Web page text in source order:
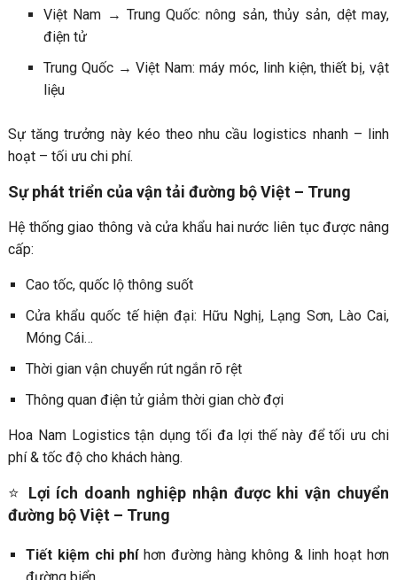
Việt Nam → Trung Quốc: nông sản, thủy sản, dệt may,
điện tử
Trung Quốc → Việt Nam: máy móc, linh kiện, thiết bị, vật
liệu
Sự tăng trưởng này kéo theo nhu cầu logistics nhanh – linh
hoạt – tối ưu chi phí.
Sự phát triển của vận tải đường bộ Việt – Trung
Hệ thống giao thông và cửa khẩu hai nước liên tục được nâng
cấp:
Cao tốc, quốc lộ thông suốt
Cửa khẩu quốc tế hiện đại: Hữu Nghị, Lạng Sơn, Lào Cai,
Móng Cái…
Thời gian vận chuyển rút ngắn rõ rệt
Thông quan điện tử giảm thời gian chờ đợi
Hoa Nam Logistics tận dụng tối đa lợi thế này để tối ưu chi
phí & tốc độ cho khách hàng.
⭐ Lợi ích doanh nghiệp nhận được khi vận chuyển
đường bộ Việt – Trung
Tiết kiệm chi phíhơn đường hàng không & linh hoạt hơn